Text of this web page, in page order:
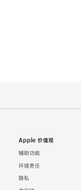
Apple 价值观
辅助功能
环境责任
隐私